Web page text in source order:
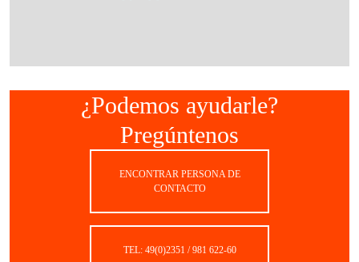
¿Podemos ayudarle?
Pregúntenos
ENCONTRAR PERSONA DE
CONTACTO
TEL: 49(0)2351 / 981 622-60